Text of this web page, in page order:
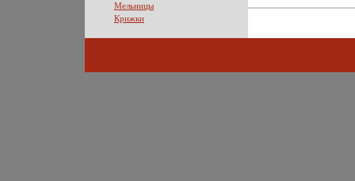
Мельницы
Крижки